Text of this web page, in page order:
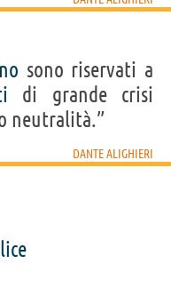
sono riservati a
di grande crisi
neutralità.”
DANTE ALIGHIERI